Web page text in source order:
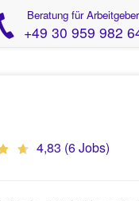
Beratung für Arbeitgeber
+49 30 959 982
4,83 (6 Jobs)